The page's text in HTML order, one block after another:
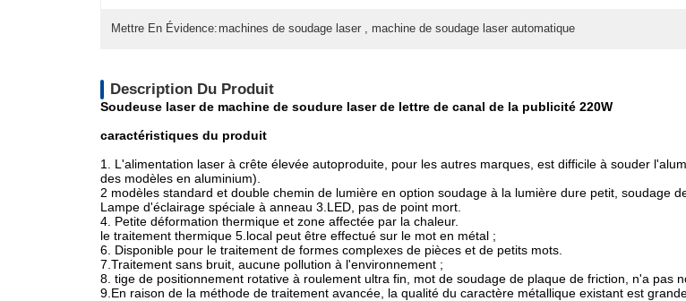
Mettre En Évidence: machines de soudage laser , machine de soudage laser automatique
Description Du Produit
Soudeuse laser de machine de soudure laser de lettre de canal de la publicité 220W
caractéristiques du produit
1. L'alimentation laser à crête élevée autoproduite, pour les autres marques, est difficile à souder
des modèles en aluminium).
2 modèles standard et double chemin de lumière en option soudage à la lumière dure petit, soudage
Lampe d'éclairage spéciale à anneau 3.LED, pas de point mort.
4. Petite déformation thermique et zone affectée par la chaleur.
le traitement thermique 5.local peut être effectué sur le mot en métal ;
6. Disponible pour le traitement de formes complexes de pièces et de petits mots.
7.Traitement sans bruit, aucune pollution à l'environnement ;
8. tige de positionnement rotative à roulement ultra fin, mot de soudage de plaque de friction, n'a pas
9.En raison de la méthode de traitement avancée, la qualité du caractère métallique existant est